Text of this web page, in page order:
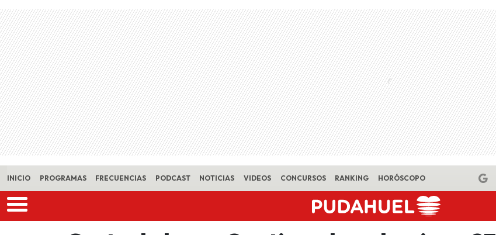
Skip to main content
INICIO PROGRAMAS FRECUENCIAS PODCAST NOTICIAS VIDEOS CONCURSOS RANKING HORÓSCOPO